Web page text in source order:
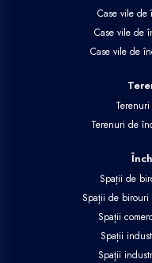
Case vile
Case vile de
Case vile de
Terenuri de
Spații de
Spații de
Spații
Spații
Spații